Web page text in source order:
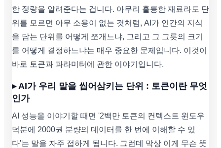
한 정량을 알려준다는 겁니다. 아무리 훌륭한 재료라도 단
위를 모르면 아무 소용이 없는 것처럼, AI가 인간의 지식
을 담는 단위를 어떻게 쪼개느냐, 그리고 그 그릇의 크기
를 어떻게 결정하느냐는 매우 중요한 문제입니다. 이것이
바로 토큰과 파라미터에 관한 이야기입니다.
▸ AI가 우리 말을 씹어삼키는 단위 : 토큰이란 무엇
인가
AI 성능을 이야기할 때면 '2백만 토큰의 컨텍스트 윈도우
덕분에 2000권 분량의 데이터를 한 번에 이해할 수 있
다'는 말을 자주 접하게 됩니다. 그런데 막상 이게 무슨 뜻